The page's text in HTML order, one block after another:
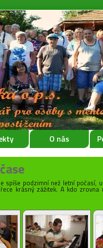
O nás
spíše podzimní než letní počasí,
krásný zážitek. A kdo